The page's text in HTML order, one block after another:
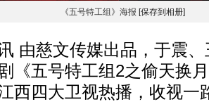
《五号特工组》海报 [保存到相册]
慈文传媒出品，于震、
《五号特工组2之偷天换
西四大卫视热播，收视一